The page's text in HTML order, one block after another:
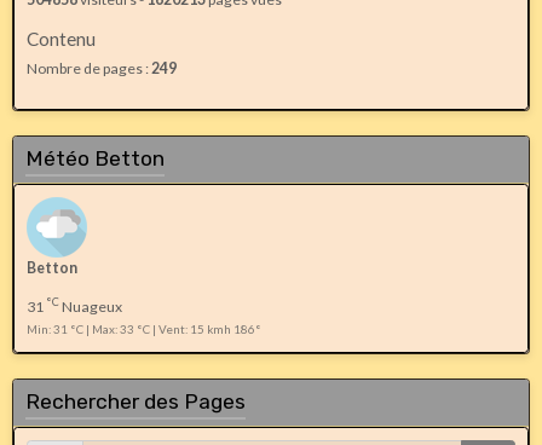
Contenu
Nombre de pages :249
Météo Betton
Betton
31 °CNuageux
Min: 31 °C | Max: 33 °C | Vent: 15 kmh 186°
Rechercher des Pages